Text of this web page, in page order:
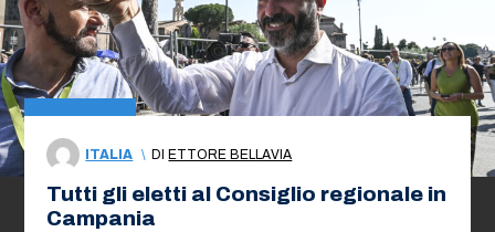
ITALIA \ DI ETTORE BELLAVIA
Tutti gli eletti al Consiglio regionale in
Campania